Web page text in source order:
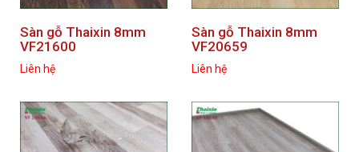
Sàn gỗ Thaixin 8mm
VF21600
Liên hệ
Sàn gỗ Thaixin 8mm
VF20659
Liên hệ